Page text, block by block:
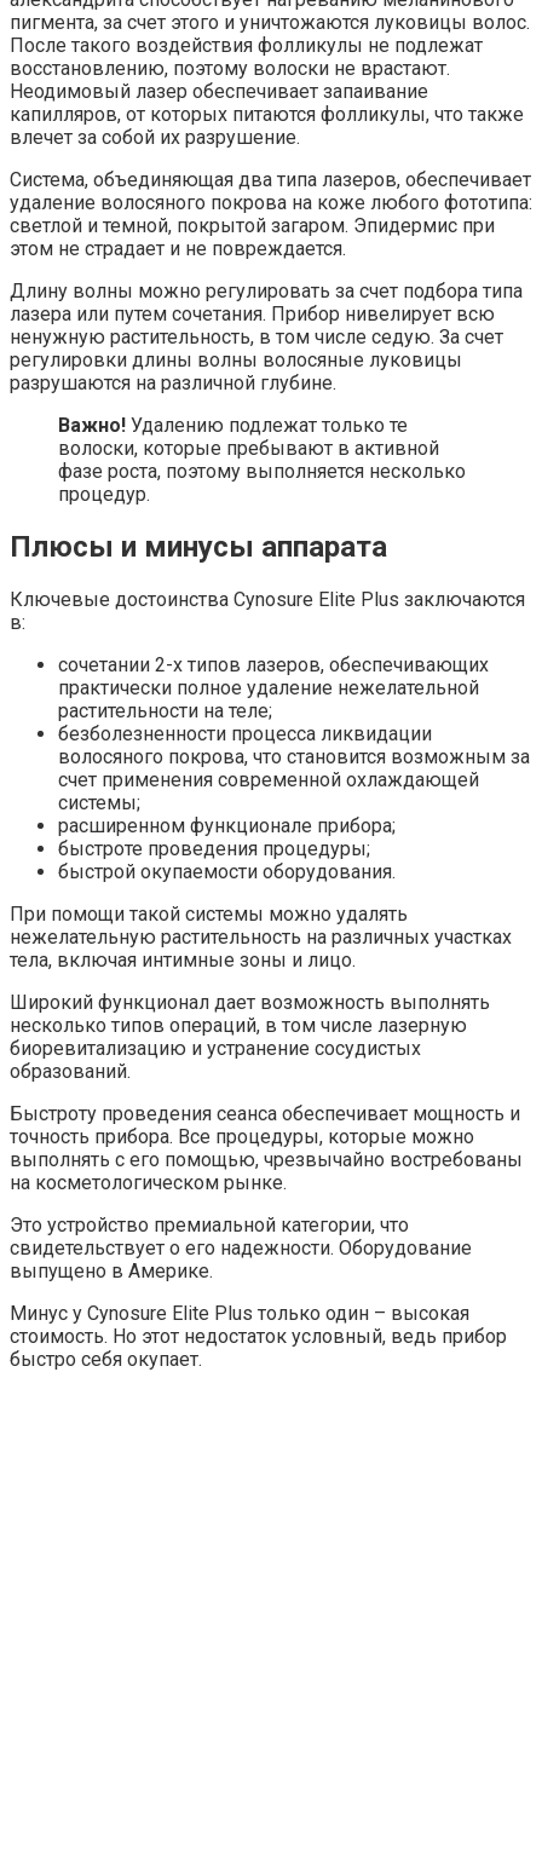
пигмента, за счет этого и уничтожаются луковицы волос.
После такого воздействия фолликулы не подлежат
восстановлению, поэтому волоски не врастают.
Неодимовый лазер обеспечивает запаивание
капилляров, от которых питаются фолликулы, что также
влечет за собой их разрушение.
Система, объединяющая два типа лазеров, обеспечивает
удаление волосяного покрова на коже любого фототипа:
светлой и темной, покрытой загаром. Эпидермис при
этом не страдает и не повреждается.
Длину волны можно регулировать за счет подбора типа
лазера или путем сочетания. Прибор нивелирует всю
ненужную растительность, в том числе седую. За счет
регулировки длины волны волосяные луковицы
разрушаются на различной глубине.
Важно! Удалению подлежат только те
волоски, которые пребывают в активной
фазе роста, поэтому выполняется несколько
процедур.
Плюсы и минусы аппарата
Ключевые достоинства Cynosure Elite Plus заключаются
в:
сочетании 2-х типов лазеров, обеспечивающих
практически полное удаление нежелательной
растительности на теле;
безболезненности процесса ликвидации
волосяного покрова, что становится возможным за
счет применения современной охлаждающей
системы;
расширенном функционале прибора;
быстроте проведения процедуры;
быстрой окупаемости оборудования.
При помощи такой системы можно удалять
нежелательную растительность на различных участках
тела, включая интимные зоны и лицо.
Широкий функционал дает возможность выполнять
несколько типов операций, в том числе лазерную
биоревитализацию и устранение сосудистых
образований.
Быстроту проведения сеанса обеспечивает мощность и
точность прибора. Все процедуры, которые можно
выполнять с его помощью, чрезвычайно востребованы
на косметологическом рынке.
Это устройство премиальной категории, что
свидетельствует о его надежности. Оборудование
выпущено в Америке.
Минус у Cynosure Elite Plus только один – высокая
стоимость. Но этот недостаток условный, ведь прибор
быстро себя окупает.